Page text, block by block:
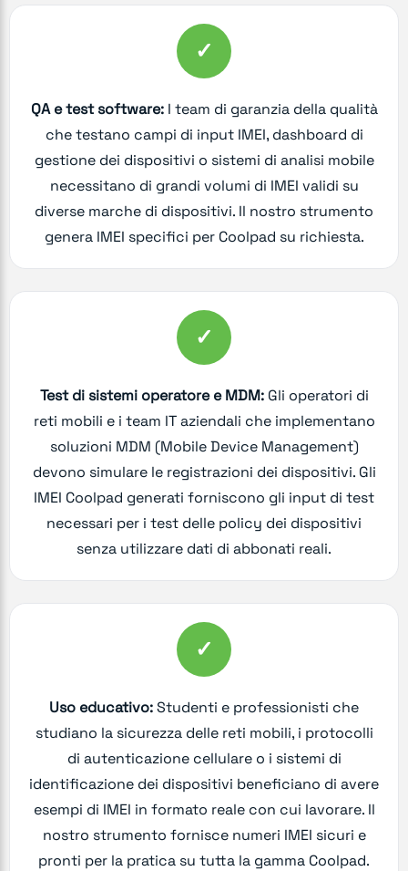
✓
QA e test software:I team di garanzia della qualità
che testano campi di input IMEI, dashboard di
gestione dei dispositivi o sistemi di analisi mobile
necessitano di grandi volumi di IMEI validi su
diverse marche di dispositivi. Il nostro strumento
genera IMEI specifici per Coolpad su richiesta.
✓
Test di sistemi operatore e MDM:Gli operatori di
reti mobili e i team IT aziendali che implementano
soluzioni MDM (Mobile Device Management)
devono simulare le registrazioni dei dispositivi. Gli
IMEI Coolpad generati forniscono gli input di test
necessari per i test delle policy dei dispositivi
senza utilizzare dati di abbonati reali.
✓
Uso educativo:Studenti e professionisti che
studiano la sicurezza delle reti mobili, i protocolli
di autenticazione cellulare o i sistemi di
identificazione dei dispositivi beneficiano di avere
esempi di IMEI in formato reale con cui lavorare. Il
nostro strumento fornisce numeri IMEI sicuri e
pronti per la pratica su tutta la gamma Coolpad.